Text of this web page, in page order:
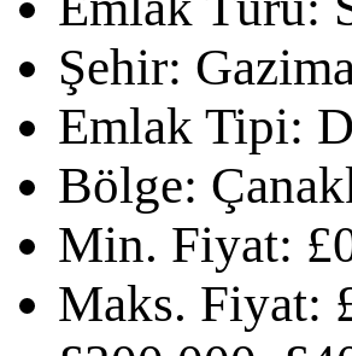
Şehir:
Emlak Tipi:
Bölge:
Min. Fiyat:
Maks. Fiyat: